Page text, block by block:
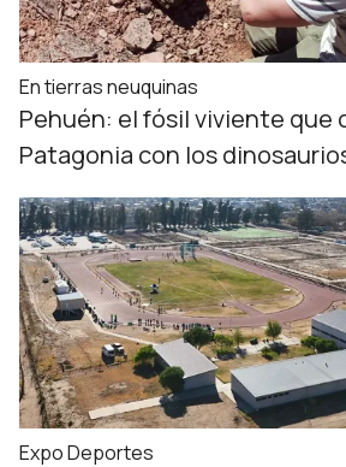
En tierras neuquinas
Pehuén: el fósil viviente que
Patagonia con los
Expo Deportes